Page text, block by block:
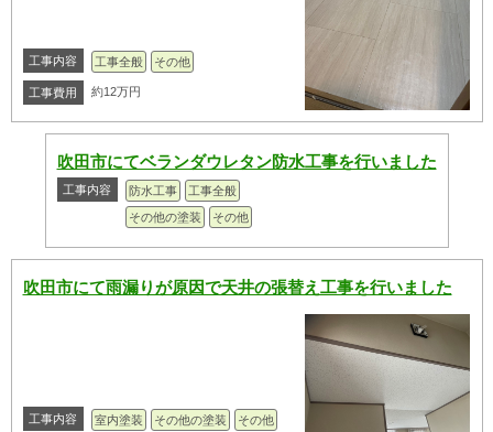
工事内容 工事全般 その他
工事費用 約12万円
吹田市にてベランダウレタン防水工事を行いました
工事内容 防水工事
工事全般
その他の塗装
その他
吹田市にて雨漏りが原因で天井の張替え工事を行いました
工事内容 室内塗装 その他の塗装 その他